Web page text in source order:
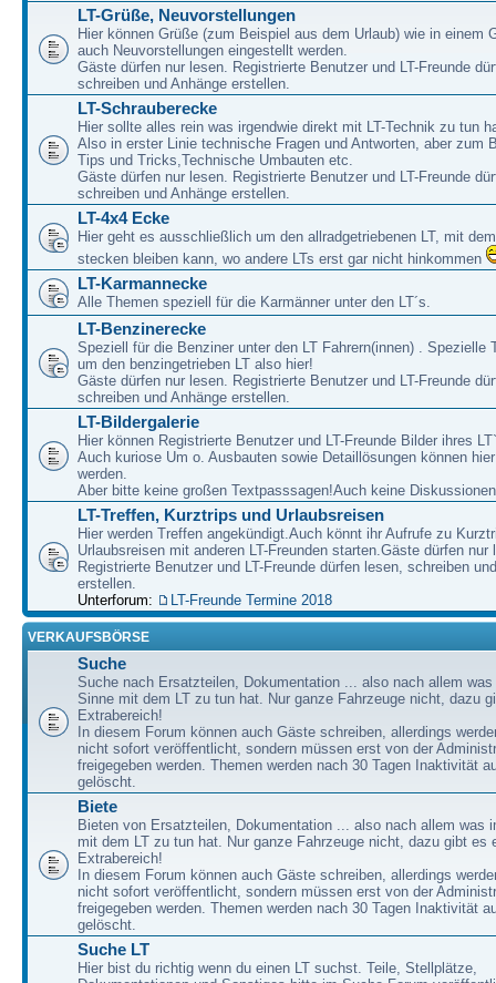
LT-Grüße, Neuvorstellungen
Hier können Grüße (zum Beispiel aus dem Urlaub) wie in einem
auch Neuvorstellungen eingestellt werden.
Gäste dürfen nur lesen. Registrierte Benutzer und LT-Freunde
schreiben und Anhänge erstellen.
LT-Schrauberecke
Hier sollte alles rein was irgendwie direkt mit LT-Technik zu tun
Also in erster Linie technische Fragen und Antworten, aber zum
Tips und Tricks,Technische Umbauten etc.
Gäste dürfen nur lesen. Registrierte Benutzer und LT-Freunde
schreiben und Anhänge erstellen.
LT-4x4 Ecke
Hier geht es ausschließlich um den allradgetriebenen LT, mit
stecken bleiben kann, wo andere LTs erst gar nicht hinkommen
LT-Karmannecke
Alle Themen speziell für die Karmänner unter den LT´s.
LT-Benzinerecke
Speziell für die Benziner unter den LT Fahrern(innen) . Spezielle
um den benzingetrieben LT also hier!
Gäste dürfen nur lesen. Registrierte Benutzer und LT-Freunde
schreiben und Anhänge erstellen.
LT-Bildergalerie
Hier können Registrierte Benutzer und LT-Freunde Bilder ihres
Auch kuriose Um o. Ausbauten sowie Detaillösungen können
werden.
Aber bitte keine großen Textpasssagen!Auch keine
LT-Treffen, Kurztrips und Urlaubsreisen
Hier werden Treffen angekündigt.Auch könnt ihr Aufrufe zu
Urlaubsreisen mit anderen LT-Freunden starten.Gäste dürfen nur
Registrierte Benutzer und LT-Freunde dürfen lesen, schreiben
erstellen.
Unterforum:
LT-Freunde Termine 2018
VERKAUFSBÖRSE
Suche
Suche nach Ersatzteilen, Dokumentation ... also nach allem
Sinne mit dem LT zu tun hat. Nur ganze Fahrzeuge nicht, dazu
Extrabereich!
In diesem Forum können auch Gäste schreiben, allerdings
nicht sofort veröffentlicht, sondern müssen erst von der
freigegeben werden. Themen werden nach 30 Tagen Inaktivität
gelöscht.
Biete
Bieten von Ersatzteilen, Dokumentation ... also nach allem was
mit dem LT zu tun hat. Nur ganze Fahrzeuge nicht, dazu gibt es
Extrabereich!
In diesem Forum können auch Gäste schreiben, allerdings
nicht sofort veröffentlicht, sondern müssen erst von der
freigegeben werden. Themen werden nach 30 Tagen Inaktivität
gelöscht.
Suche LT
Hier bist du richtig wenn du einen LT suchst. Teile, Stellplätze,